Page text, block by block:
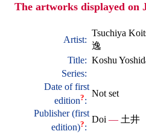
The artworks displayed on
Artist:
Tsuchiya
逸
Title: Koshu
Series:
Date of first
edition?:
Not set
Publisher (first
edition)?:
Doi — 土井